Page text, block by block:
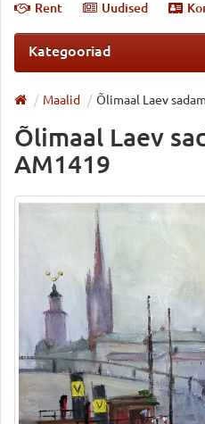
Rent
Uudised
Kategooriad
Maalid Õlimaal Laev
Õlimaal Laev
AM1419